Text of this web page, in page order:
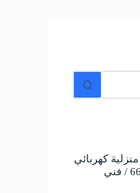
كهربائي
منازل / 66559972 / فني